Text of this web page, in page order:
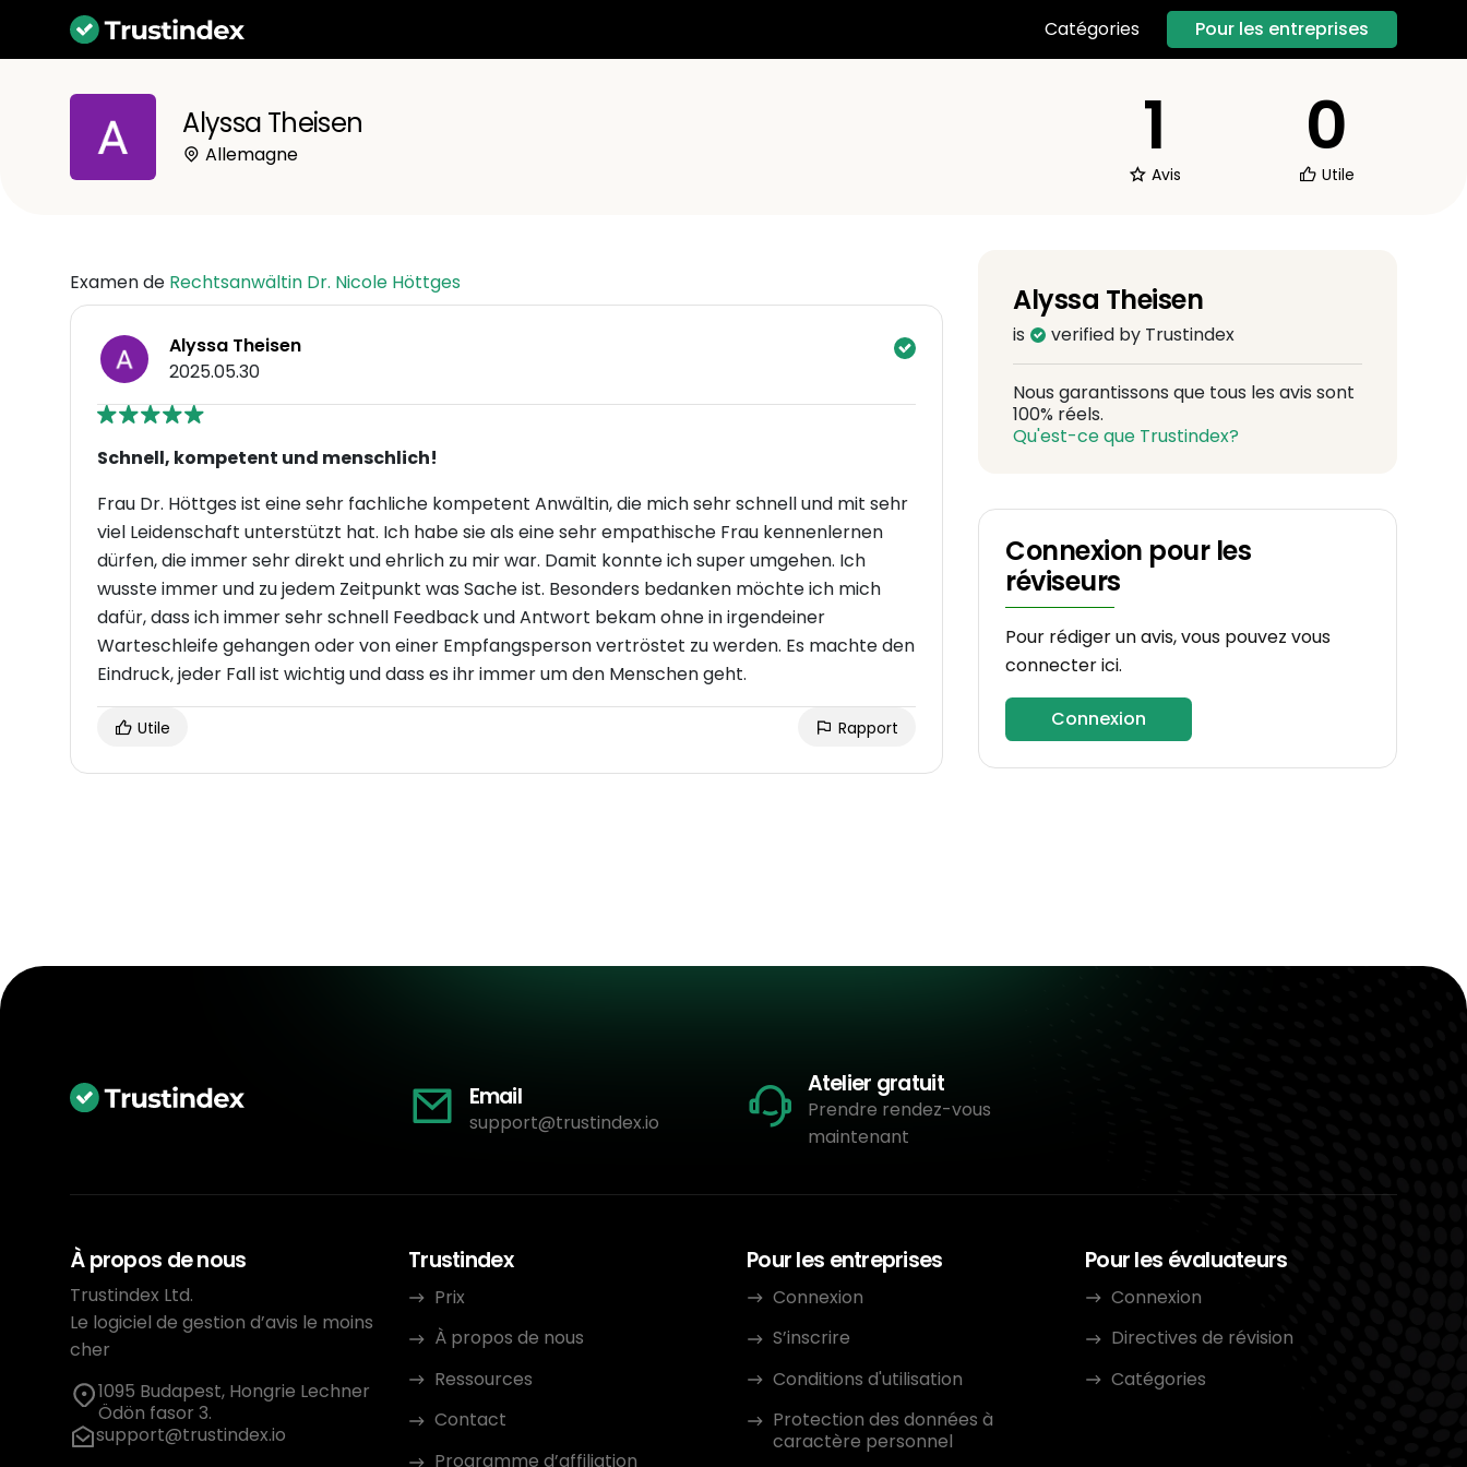
Catégories Pour les entreprises
Alyssa Theisen
Allemagne 1
Avis
0
Utile
Examen de Rechtsanwältin Dr. Nicole Höttges
Alyssa Theisen
2025.05.30
Schnell, kompetent und menschlich!
Frau Dr. Höttges ist eine sehr fachliche kompetent Anwältin, die mich sehr schnell und mit sehr
viel Leidenschaft unterstützt hat. Ich habe sie als eine sehr empathische Frau kennenlernen
dürfen, die immer sehr direkt und ehrlich zu mir war. Damit konnte ich super umgehen. Ich
wusste immer und zu jedem Zeitpunkt was Sache ist. Besonders bedanken möchte ich mich
dafür, dass ich immer sehr schnell Feedback und Antwort bekam ohne in irgendeiner
Warteschleife gehangen oder von einer Empfangsperson vertröstet zu werden. Es machte den
Eindruck, jeder Fall ist wichtig und dass es ihr immer um den Menschen geht.
Utile Rapport
Alyssa Theisen
is verified by Trustindex
Nous garantissons que tous les avis sont
100% réels.
Qu'est-ce que Trustindex?
Connexion pour les
réviseurs
Pour rédiger un avis, vous pouvez vous
connecter ici.
Connexion
Email
support@trustindex.io
Atelier gratuit
Prendre rendez-vous
maintenant
À propos de nous
Trustindex Ltd.
Le logiciel de gestion d’avis le moins
cher
1095 Budapest, Hongrie Lechner
Ödön fasor 3.
support@trustindex.io
Trustindex
Prix
À propos de nous
Ressources
Contact
Programme d’affiliation
Pour les entreprises
Connexion
S’inscrire
Conditions d'utilisation
Protection des données à
caractère personnel
Pour les évaluateurs
Connexion
Directives de révision
Catégories